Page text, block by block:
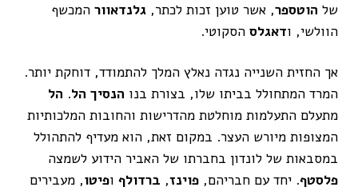
של הוטספר, אשר טוען זכות לכתר, גלנדאוור המכשף
הוולשי, ודאגלס הסקוטי.
אך החזית השנייה נגדה נאלץ המלך להתמודד, דוחקת יותר.
המרד המתחולל בביתו שלו, בצורת בנו הנסיך הל. הל
מתעלם התעלמות מוחלטת מהדרישות והחובות המלכותיות
המצופות מיורש העצר. במקום זאת, הוא מעדיף להתהולל
במסבאות של לונדון בחברתו של האביר הידוע לשמצה
פלסטף. יחד עם חבריהם, פוינז, ברדולף ופיטו, מעבירים